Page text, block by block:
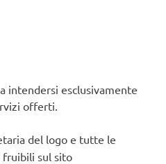
intendersi esclusivamente
offerti.
del logo e tutte le
sul sito